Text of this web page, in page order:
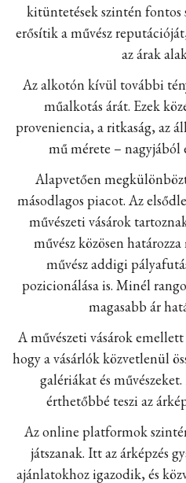
kitüntetések szintén fontos
erősítik a művész
az árak
Az alkotón kívül további
műalkotás árát. Ezek
proveniencia, a ritkaság, az
mű mérete – nagyjából
Alapvetően
másodlagos piacot. Az
művészeti vásárok
művész közösen
művész addigi
pozicionálása is. Minél
magasabb ár
A művészeti vásárok
hogy a vásárlók közvetlenül
galériákat és
érthetőbbé teszi az
Az online platformok
játszanak. Itt az árképzés
ajánlatokhoz igazodik, és